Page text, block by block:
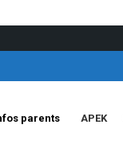
parents APEK